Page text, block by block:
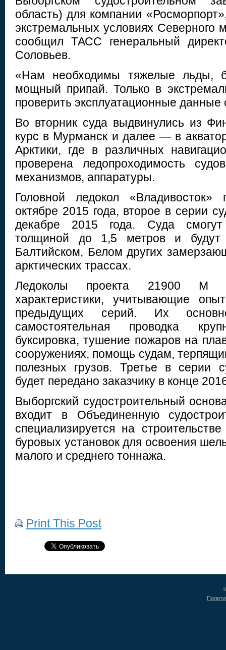
область) для компании
экстремальных условиях Северного
сообщил ТАСС генеральный
Соловьев.
«Нам необходимы тяжелые льды,
мощный припай. Только в
проверить эксплуатационные
Во вторник суда выдвинулись из
курс в Мурманск и далее — в
Арктики, где в различных
проверена ледопроходимость
механизмов, аппаратуры.
Головной ледокол «Владивосток»
октябре 2015 года, второе в серии
декабре 2015 года. Суда
толщиной до 1,5 метров и будут
Балтийском, Белом других
арктических трассах.
Ледоколы проекта 21900 М
характеристики, учитывающие
предыдущих серий. Их
самостоятельная проводка
буксировка, тушение пожаров на
сооружениях, помощь судам,
полезных грузов. Третье в серии
будет передано заказчику в конце
Выборгский судостроительный
входит в Объединенную
специализируется на
буровых установок для освоения
малого и среднего тоннажа.
Print This Post